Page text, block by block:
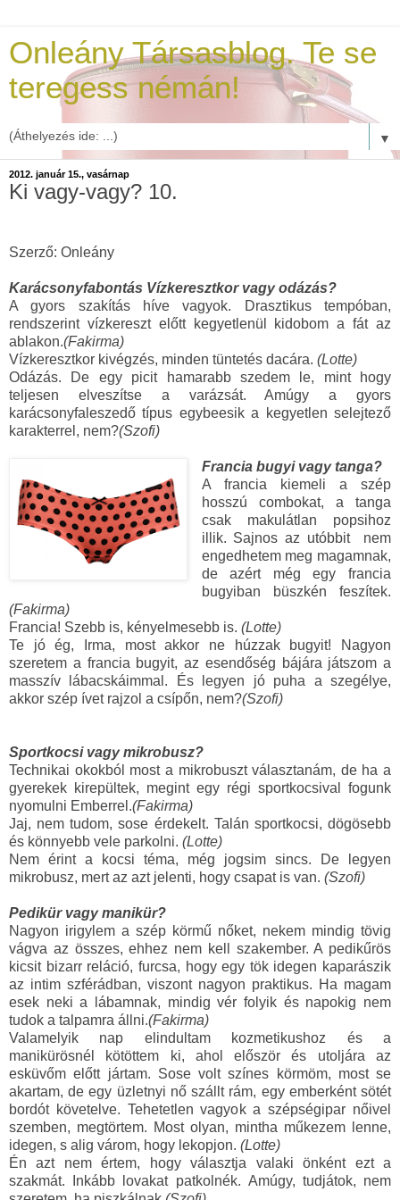
Onleány Társasblog. Te se
teregess némán!
▼
2012. január 15., vasárnap
Ki vagy-vagy? 10.
Szerző: Onleány
Karácsonyfabontás Vízkeresztkor vagy odázás?
A gyors szakítás híve vagyok. Drasztikus tempóban,
rendszerint vízkereszt előtt kegyetlenül kidobom a fát az
ablakon.(Fakirma)
Vízkeresztkor kivégzés, minden tüntetés dacára. (Lotte)
Odázás. De egy picit hamarabb szedem le, mint hogy
teljesen elveszítse a varázsát. Amúgy a gyors
karácsonyfaleszedő típus egybeesik a kegyetlen selejtező
karakterrel, nem?(Szofi)
Francia bugyi vagy tanga?
A francia kiemeli a szép
hosszú combokat, a tanga
csak makulátlan popsihoz
illik. Sajnos az utóbbit nem
engedhetem meg magamnak,
de azért még egy francia
bugyiban büszkén feszítek.
(Fakirma)
Francia! Szebb is, kényelmesebb is. (Lotte)
Te jó ég, Irma, most akkor ne húzzak bugyit! Nagyon
szeretem a francia bugyit, az esendőség bájára játszom a
masszív lábacskáimmal.
És legyen jó puha a szegélye,
akkor szép ívet rajzol a csípőn, nem?(Szofi)
Sportkocsi vagy mikrobusz?
Technikai okokból most a mikrobuszt választanám, de ha a
gyerekek kirepültek, megint egy régi sportkocsival fogunk
nyomulni Emberrel.(Fakirma)
Jaj, nem tudom, sose érdekelt. Talán sportkocsi, dögösebb
és könnyebb vele parkolni. (Lotte)
Nem érint a kocsi téma, még jogsim sincs. De legyen
mikrobusz, mert az azt jelenti, hogy csapat is van. (Szofi)
Pedikür vagy manikür?
Nagyon irigylem a szép körmű nőket, nekem mindig tövig
vágva az összes, ehhez nem kell szakember. A pedikűrös
kicsit bizarr reláció, furcsa, hogy egy tök idegen kaparászik
az intim szférádban, viszont nagyon praktikus. Ha magam
esek neki a lábamnak, mindig vér folyik és napokig nem
tudok a talpamra állni.(Fakirma)
Valamelyik nap elindultam kozmetikushoz és a
manikürösnél kötöttem ki, ahol először és utoljára az
esküvőm előtt jártam. Sose volt színes körmöm, most se
akartam, de egy üzletnyi nő szállt rám, egy emberként sötét
bordót követelve. Tehetetlen vagyok a szépségipar nőivel
szemben, megtörtem. Most olyan, mintha műkezem lenne,
idegen, s alig várom, hogy lekopjon. (Lotte)
Én azt nem értem, hogy választja valaki önként ezt a
szakmát. Inkább lovakat patkolnék. Amúgy, tudjátok, nem